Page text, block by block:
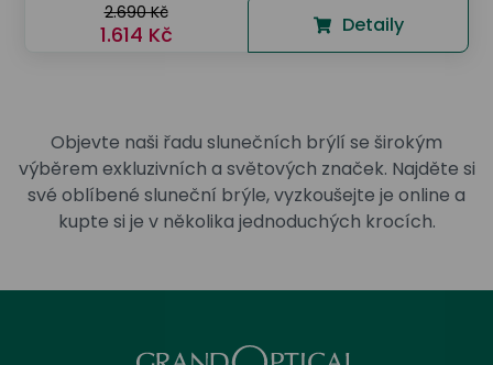
2.690 Kč
1.614 Kč Detaily
Objevte naši řadu slunečních brýlí se širokým
výběrem exkluzivních a světových značek. Najděte si
své oblíbené sluneční brýle, vyzkoušejte je online a
kupte si je v několika jednoduchých krocích.